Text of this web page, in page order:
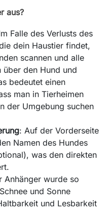
aus?
Falle des Verlusts des
dein Haustier findet,
scannen und alle
den Hund und
bedeutet einen
man in Tierheimen
der Umgebung suchen
: Auf der Vorderseite
Namen des Hundes
was den direkten
Anhänger wurde so
und Sonne
und Lesbarkeit